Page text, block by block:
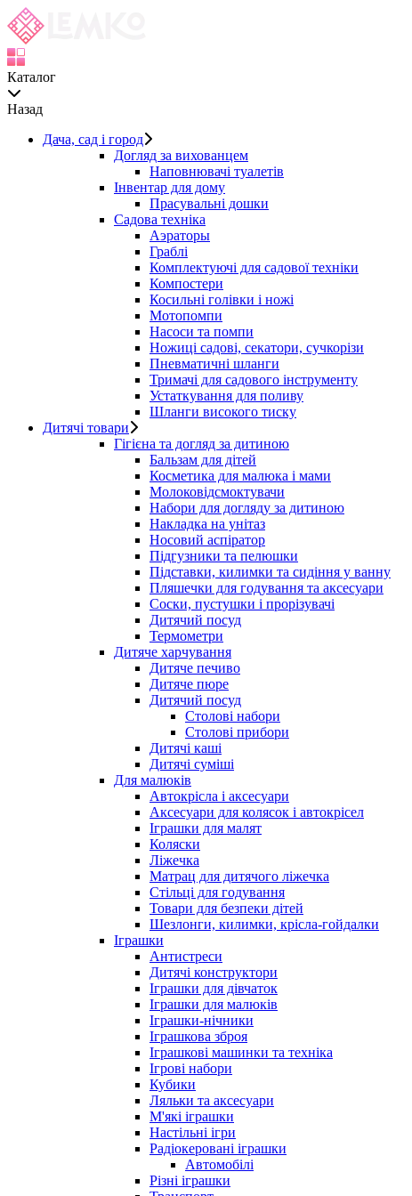
Каталог
Назад
Дача, сад і город
Догляд за вихованцем
Наповнювачі туалетів
Інвентар для дому
Прасувальні дошки
Садова техніка
Аэраторы
Граблі
Комплектуючі для садової техніки
Компостери
Косильні голівки і ножі
Мотопомпи
Насоси та помпи
Ножиці садові, секатори, сучкорізи
Пневматичні шланги
Тримачі для садового інструменту
Устаткування для поливу
Шланги високого тиску
Дитячі товари
Гігієна та догляд за дитиною
Бальзам для дітей
Косметика для малюка і мами
Молоковідсмоктувачи
Набори для догляду за дитиною
Накладка на унітаз
Носовий аспіратор
Підгузники та пелюшки
Підставки, килимки та сидіння у ванну
Пляшечки для годування та аксесуари
Соски, пустушки і прорізувачі
Дитячий посуд
Термометри
Дитяче харчування
Дитяче печиво
Дитяче пюре
Дитячий посуд
Столові набори
Столові прибори
Дитячі каші
Дитячі суміші
Для малюків
Автокрісла і аксесуари
Аксесуари для колясок і автокрісел
Іграшки для малят
Коляски
Ліжечка
Матрац для дитячого ліжечка
Стільці для годування
Товари для безпеки дітей
Шезлонги, килимки, крісла-гойдалки
Іграшки
Антистреси
Дитячі конструктори
Іграшки для дівчаток
Іграшки для малюків
Іграшки-нічники
Іграшкова зброя
Іграшкові машинки та техніка
Ігрові набори
Кубики
Ляльки та аксесуари
М'які іграшки
Настільні ігри
Радіокеровані іграшки
Автомобілі
Різні іграшки